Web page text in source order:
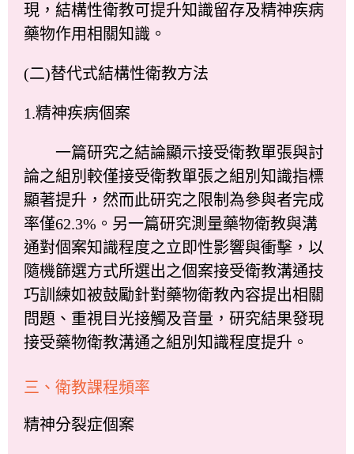
現，結構性衛教可提升知識留存及精神疾病
藥物作用相關知識。
(二)替代式結構性衛教方法
1.精神疾病個案
一篇研究之結論顯示接受衛教單張與討
論之組別較僅接受衛教單張之組別知識指標
顯著提升，然而此研究之限制為參與者完成
率僅62.3%。另一篇研究測量藥物衛教與溝
通對個案知識程度之立即性影響與衝擊，以
隨機篩選方式所選出之個案接受衛教溝通技
巧訓練如被鼓勵針對藥物衛教內容提出相關
問題、重視目光接觸及音量，研究結果發現
接受藥物衛教溝通之組別知識程度提升。
三、衛教課程頻率
精神分裂症個案